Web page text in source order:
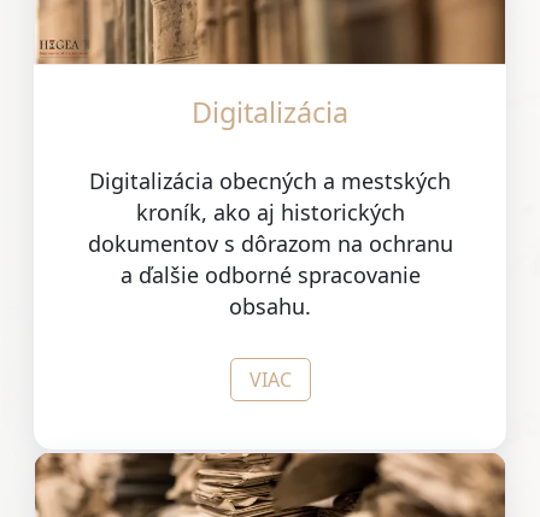
Digitalizácia
Digitalizácia obecných a mestských
kroník, ako aj historických
dokumentov s dôrazom na ochranu
a ďalšie odborné spracovanie
obsahu.
VIAC